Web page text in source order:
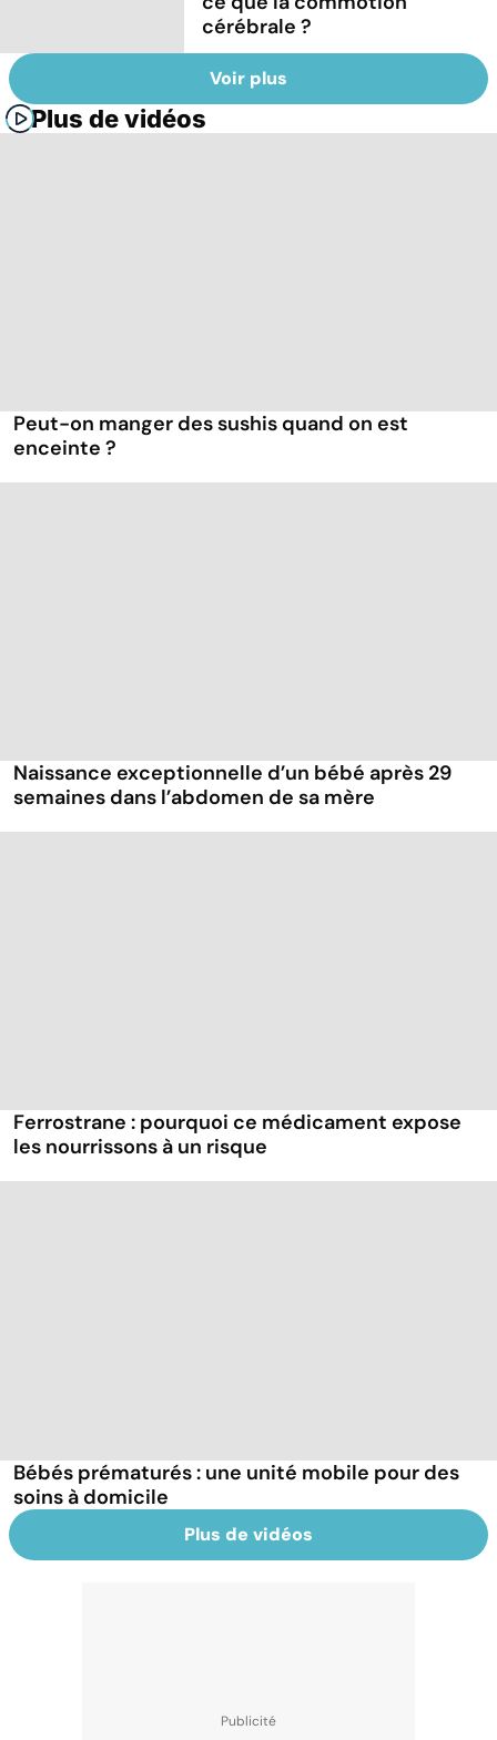
cérébrale ?
Voir plus
Plus de vidéos
Peut-on manger des sushis quand on est
enceinte ?
Naissance exceptionnelle d’un bébé après 29
semaines dans l’abdomen de sa mère
Ferrostrane : pourquoi ce médicament expose
les nourrissons à un risque
Bébés prématurés : une unité mobile pour des
soins à domicile
Plus de vidéos